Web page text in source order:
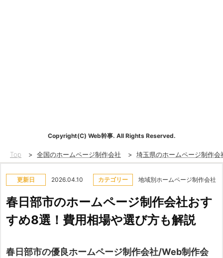
Copyright(C) Web幹事. All Rights Reserved.
Top > 全国のホームページ制作会社 > 埼玉県のホームページ制作会
更新日 2026.04.10 カテゴリー 地域別ホームページ制作会社
春日部市のホームページ制作会社おす
すめ8選！費用相場や選び方も解説
春日部市の優良ホームページ制作会社/Web制作会